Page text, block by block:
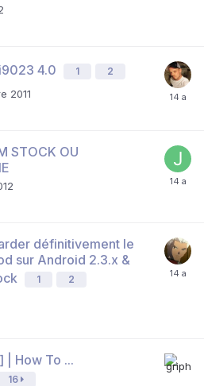
4.0 1 2
2011
STOCK OU
définitivement le
sur Android 2.3.x &
1 2
| How To ...
16